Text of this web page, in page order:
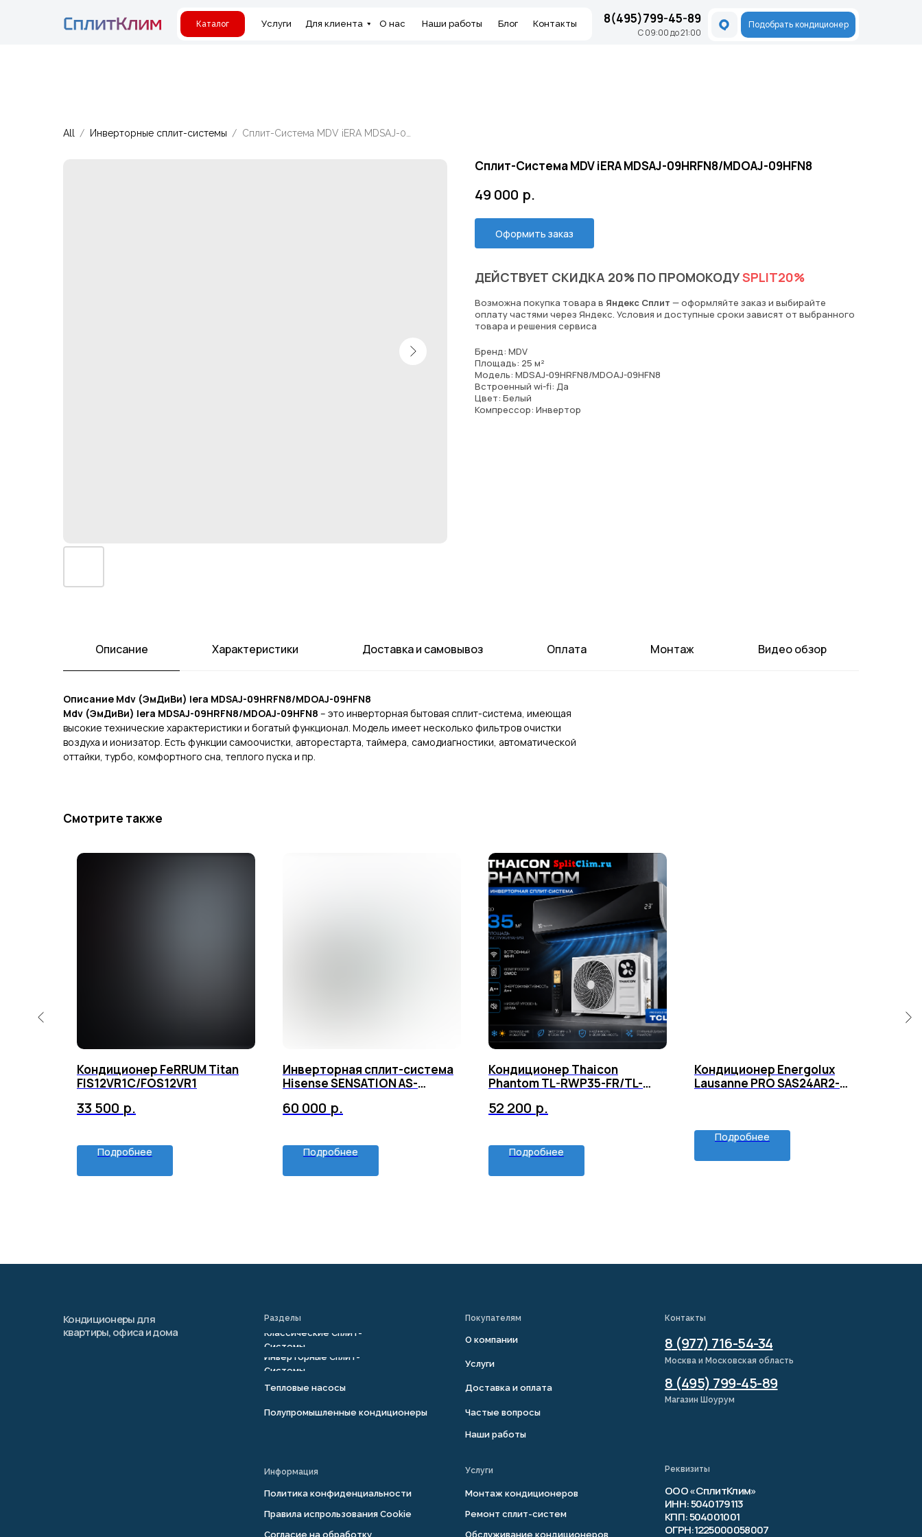
Услуги Для клиента О нас Наши работы Блог Контакты
Каталог Подобрать кондиционер
8(495)799-45-89
С 09:00 до 21:00
All Инверторные сплит-системы
Сплит-Система MDV iERA MDSAJ-09HRFN8/MDOAJ-09HFN8
49 000 р.
Оформить заказ
ДЕЙСТВУЕТ СКИДКА 20% ПО ПРОМОКОДУSPLIT20%
Возможна покупка товара в Яндекс Сплит — оформляйте заказ и выбирайте
оплату частями через Яндекс. Условия и доступные сроки зависят от выбранного
товара и решения сервиса
Бренд: MDV
Площадь: 25 м²
Модель: MDSAJ-09HRFN8/MDOAJ-09HFN8
Встроенный wi-fi: Да
Цвет: Белый
Компрессор: Инвертор
Описание Характеристики Доставка и самовывоз Оплата Монтаж Видео обзор
Описание Mdv (ЭмДиВи) Iera MDSAJ-09HRFN8/MDOAJ-09HFN8
Mdv (ЭмДиВи) Iera MDSAJ-09HRFN8/MDOAJ-09HFN8 – это инверторная бытовая сплит-система, имеющая
высокие технические характеристики и богатый функционал. Модель имеет несколько фильтров очистки
воздуха и ионизатор. Есть функции самоочистки, авторестарта, таймера, самодиагностики, автоматической
оттайки, турбо, комфортного сна, теплого пуска и пр.
Смотрите также
Кондиционер FeRRUM Titan
FIS12VR1С/FOS12VR1
33 500 р.
Подробнее
Инверторная сплит-система
Hisense SENSATION AS-
60 000 р.
Подробнее
Кондиционер Thaicon
Phantom TL-RWP35-FR/TL-
52 200 р.
Подробнее
Кондиционер Energolux
Lausanne PRO SAS24AR2-
Подробнее
Кондиционеры для
квартиры, офиса и дома
ООО «СплитКлим»
ИНН: 5040179113
КПП: 504001001
ОГРН:1225000058007
Разделы Покупателям
Информация Услуги Реквизиты
Москва и Московская область
Контакты
Классические Сплит-
Системы
Инверторные Сплит-
Системы
Тепловые насосы
Полупромышленные кондиционеры
О компании
Услуги
Доставка и оплата
Частые вопросы
Наши работы
Монтаж кондиционеров
Политика конфиденциальности
Согласие на обработку
Правила испрользования Cookie
Ремонт сплит-систем
Обслуживание кондиционеров
8 (977) 716-54-34
Магазин Шоурум
8 (495) 799-45-89